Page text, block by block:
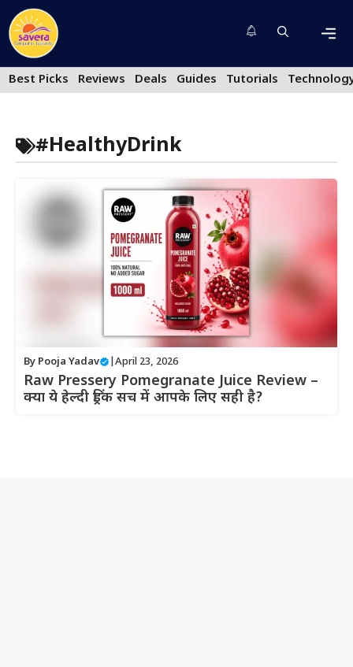
Skip
to
content
Best Picks
Reviews Deals Guides Tutorials
#HealthyDrink
By Pooja Yadav April 23, 2026
Raw Pressery Pomegranate Juice Review –
क्या ये हेल्दी ड्रिंक सच में आपके लिए सही है?